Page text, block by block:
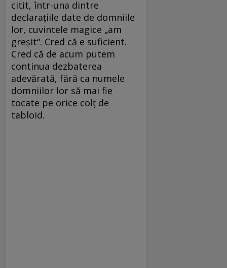
citit, într-una dintre
declarațiile date de domniile
lor, cuvintele magice „am
greșit“. Cred că e suficient.
Cred că de acum putem
continua dezbaterea
adevărată, fără ca numele
domniilor lor să mai fie
tocate pe orice colț de
tabloid.